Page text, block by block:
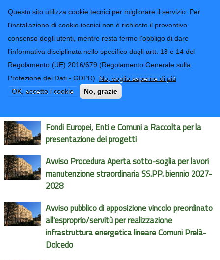
Questo sito utilizza cookie tecnici per migliorare il servizio. Per
l'installazione di cookie tecnici non è richiesto il preventivo
consenso degli utenti, mentre resta fermo l'obbligo di dare
l'informativa disciplinata nello specifico dagli artt. 13 e 14 del
Regolamento (UE) 2016/679 (Regolamento Generale sulla
Protezione dei Dati - GDPR). No, voglio saperne di più
OK, accetto i cookie
No, grazie
Provincia di
Imperia
CONTATTI-URP
TRASPARENZA
Form di ricerca
Tutte le news della Provincia
Fondi Europei, Enti e Comuni a Raccolta per la
presentazione dei progetti
Avviso Procedura Aperta sotto-soglia per lavori
manutenzione straordinaria SS.PP. biennio 2027-
2028
Avviso pubblico di apposizione vincolo preordinato
all'esproprio/servitù per realizzazione
infrastruttura energetica lineare Comuni Prelà-
Dolcedo